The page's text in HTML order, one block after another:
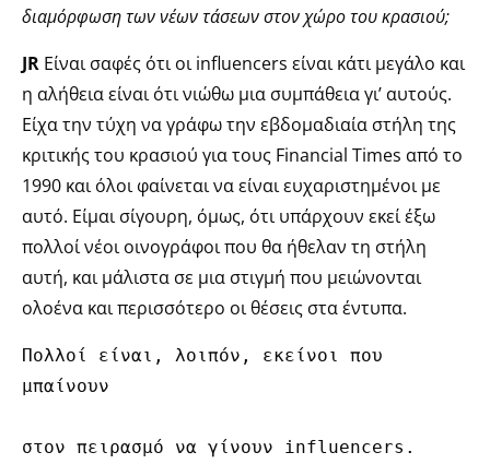
διαμόρφωση των νέων τάσεων στον χώρο του κρασιού;
JR Είναι σαφές ότι οι influencers είναι κάτι μεγάλο και
η αλήθεια είναι ότι νιώθω μια συμπάθεια γι’ αυτούς.
Είχα την τύχη να γράφω την εβδομαδιαία στήλη της
κριτικής του κρασιού για τους Financial Times από το
1990 και όλοι φαίνεται να είναι ευχαριστημένοι με
αυτό. Είμαι σίγουρη, όμως, ότι υπάρχουν εκεί έξω
πολλοί νέοι οινογράφοι που θα ήθελαν τη στήλη
αυτή, και μάλιστα σε μια στιγμή που μειώνονται
ολοένα και περισσότερο οι θέσεις στα έντυπα.
Πολλοί είναι, λοιπόν, εκείνοι που
μπαίνουν
στον πειρασμό να γίνουν influencers.